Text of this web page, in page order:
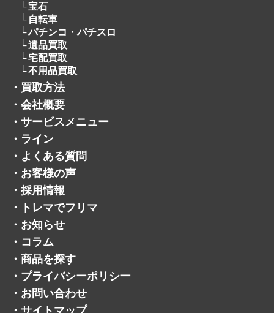
宝石
自転車
パチンコ・パチスロ
遺品買取
宅配買取
不用品買取
・ 買取方法
・ 会社概要
・ サービスメニュー
・ ライン
・ よくある質問
・ お客様の声
・ 採用情報
・
トレマでフリマ
・ お知らせ
・ コラム
・ 商品を探す
・ プライバシーポリシー
・ お問い合わせ
・ サイトマップ